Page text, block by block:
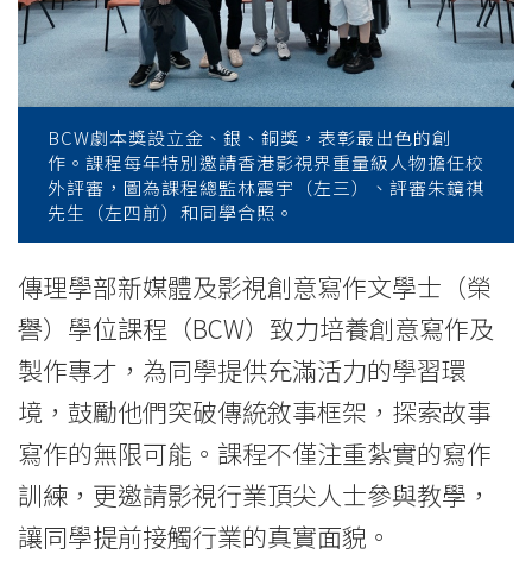
本
獎
曉
展
現
同
學
的
創
意
BCW劇本獎設立金、銀、銅獎，表彰最出色的創
作。課程每年特別邀請香港影視界重量級人物擔任校
外評審，圖為課程總監林震宇（左三）、評審朱鏡祺
先生（左四前）和同學合照。
傳理學部新媒體及影視創意寫作文學士（榮
譽）學位課程（BCW）致力培養創意寫作及
製作專才，為同學提供充滿活力的學習環
境，鼓勵他們突破傳統敘事框架，探索故事
寫作的無限可能。課程不僅注重紮實的寫作
訓練，更邀請影視行業頂尖人士參與教學，
讓同學提前接觸行業的真實面貌。